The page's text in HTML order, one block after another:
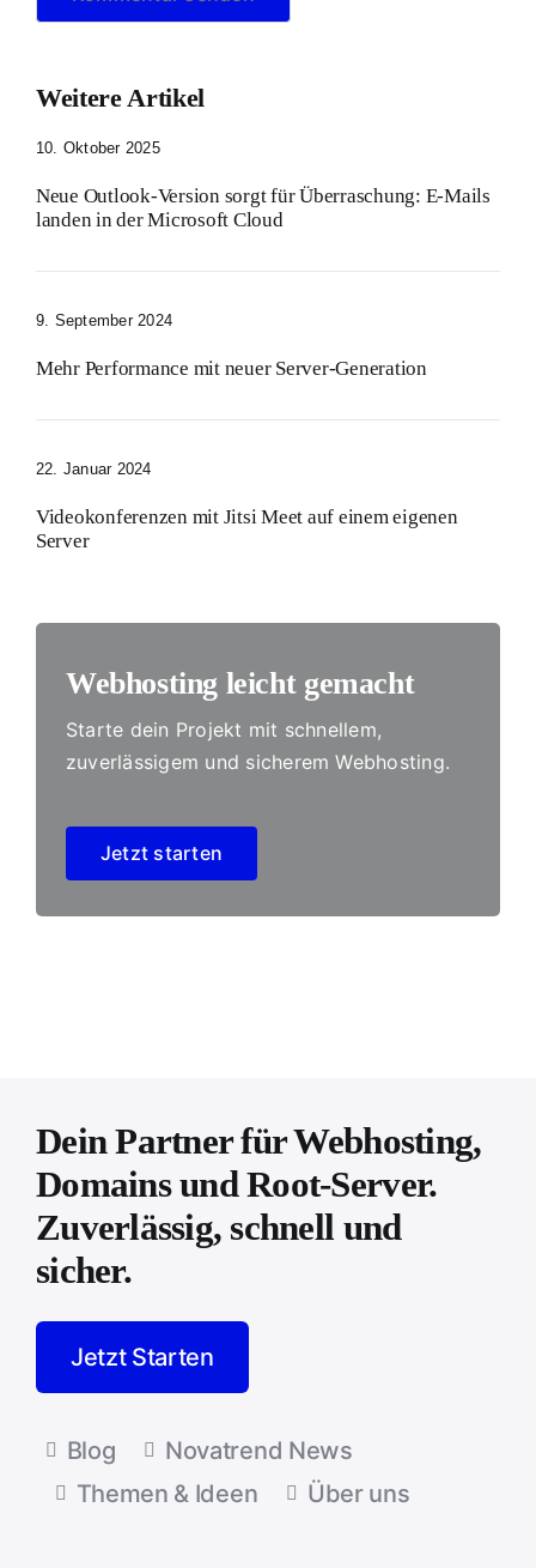
Weitere Artikel
10. Oktober 2025
Neue Outlook-Version sorgt für Überraschung: E-Mails
landen in der Microsoft Cloud
9. September 2024
Mehr Performance mit neuer Server-Generation
22. Januar 2024
Videokonferenzen mit Jitsi Meet auf einem eigenen
Server
Webhosting leicht gemacht
Starte dein Projekt mit schnellem,
zuverlässigem und sicherem Webhosting.
Jetzt starten
Dein Partner für Webhosting,
Domains und Root-Server.
Zuverlässig, schnell und
sicher.
Jetzt Starten
Blog
Novatrend News
Themen & Ideen
Über uns